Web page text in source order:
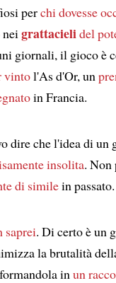
perchi dovesse
nei grattacielidel
giornali, il gioco è
vintol'As d'Or, un
in Francia.
dire che l'idea di un
insolita. Non
di similein passato.
saprei. Di certo è un
la brutalità
in un